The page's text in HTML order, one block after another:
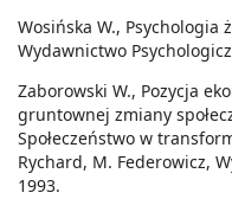
Wosińska W., Psychologia
Wydawnictwo
Zaborowski W., Pozycja
gruntownej zmiany
Społeczeństwo w
Rychard, M. Federowicz,
1993.